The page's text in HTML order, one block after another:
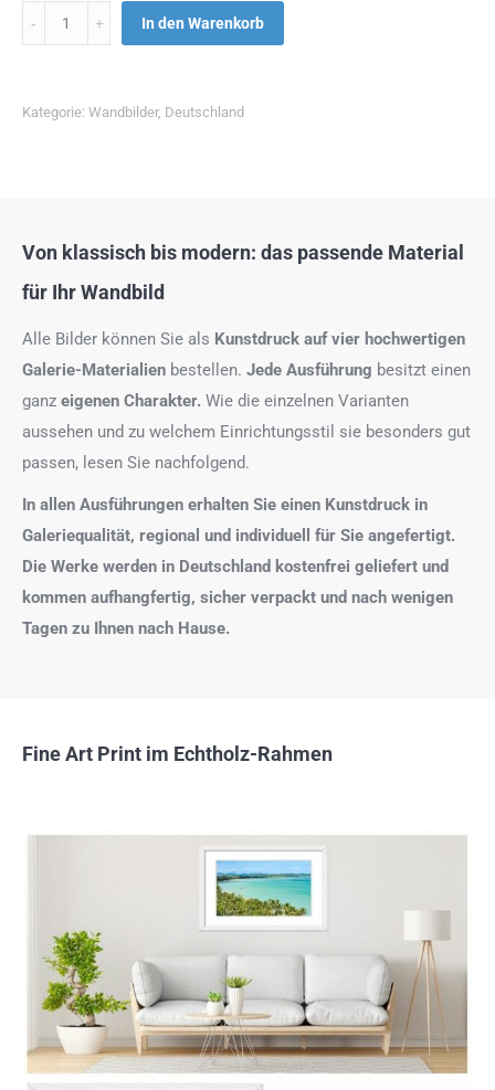
Menge In den Warenkorb
Kategorie: Wandbilder, Deutschland
Von klassisch bis modern: das passende Material
für Ihr Wandbild
Alle Bilder können Sie als Kunstdruck auf vier hochwertigen
Galerie-Materialien bestellen. Jede Ausführung besitzt einen
ganz eigenen Charakter. Wie die einzelnen Varianten
aussehen und zu welchem Einrichtungsstil sie besonders gut
passen, lesen Sie nachfolgend.
In allen Ausführungen erhalten Sie einen Kunstdruck in
Galeriequalität, regional und individuell für Sie angefertigt.
Die Werke werden in Deutschland kostenfrei geliefert und
kommen aufhangfertig, sicher verpackt und nach wenigen
Tagen zu Ihnen nach Hause.
Fine Art Print im Echtholz-Rahmen